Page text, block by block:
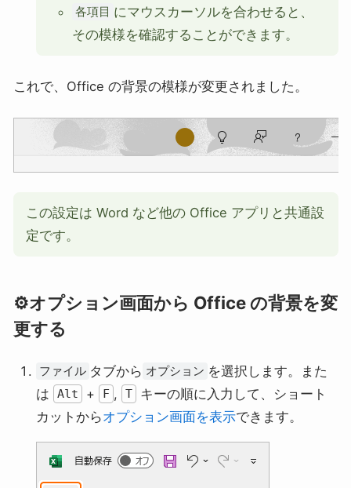
各項目 にマウスカーソルを合わせると、
その模様を確認することができます。
これで、Office の背景の模様が変更されました。
この設定は Word など他の Office アプリと共通設
定です。
⚙️オプション画面から Office の背景を変
更する
ファイル タブから オプション を選択します。また
は
Alt + F , T
キーの順に入力して、ショート
カットからオプション画面を表示できます。